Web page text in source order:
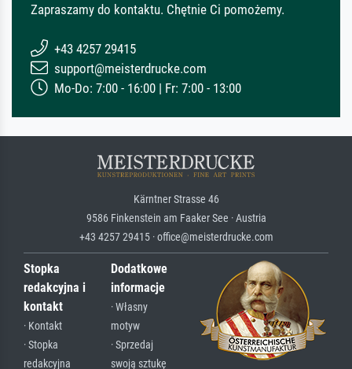
Zapraszamy do kontaktu. Chętnie Ci pomożemy.
+43 4257 29415
support@meisterdrucke.com
Mo-Do: 7:00 - 16:00 | Fr: 7:00 - 13:00
Kärntner Strasse 46
9586 Finkenstein am Faaker See · Austria
+43 4257 29415 · office@meisterdrucke.com
Stopka
redakcyjna i
kontakt
· Kontakt
· Stopka
redakcyjna
Dodatkowe
informacje
· Własny
motyw
· Sprzedaj
swoją sztukę